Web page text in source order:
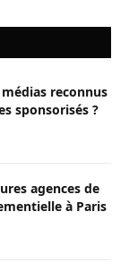
reconnus
sponsorisés ?
agences de
à Paris